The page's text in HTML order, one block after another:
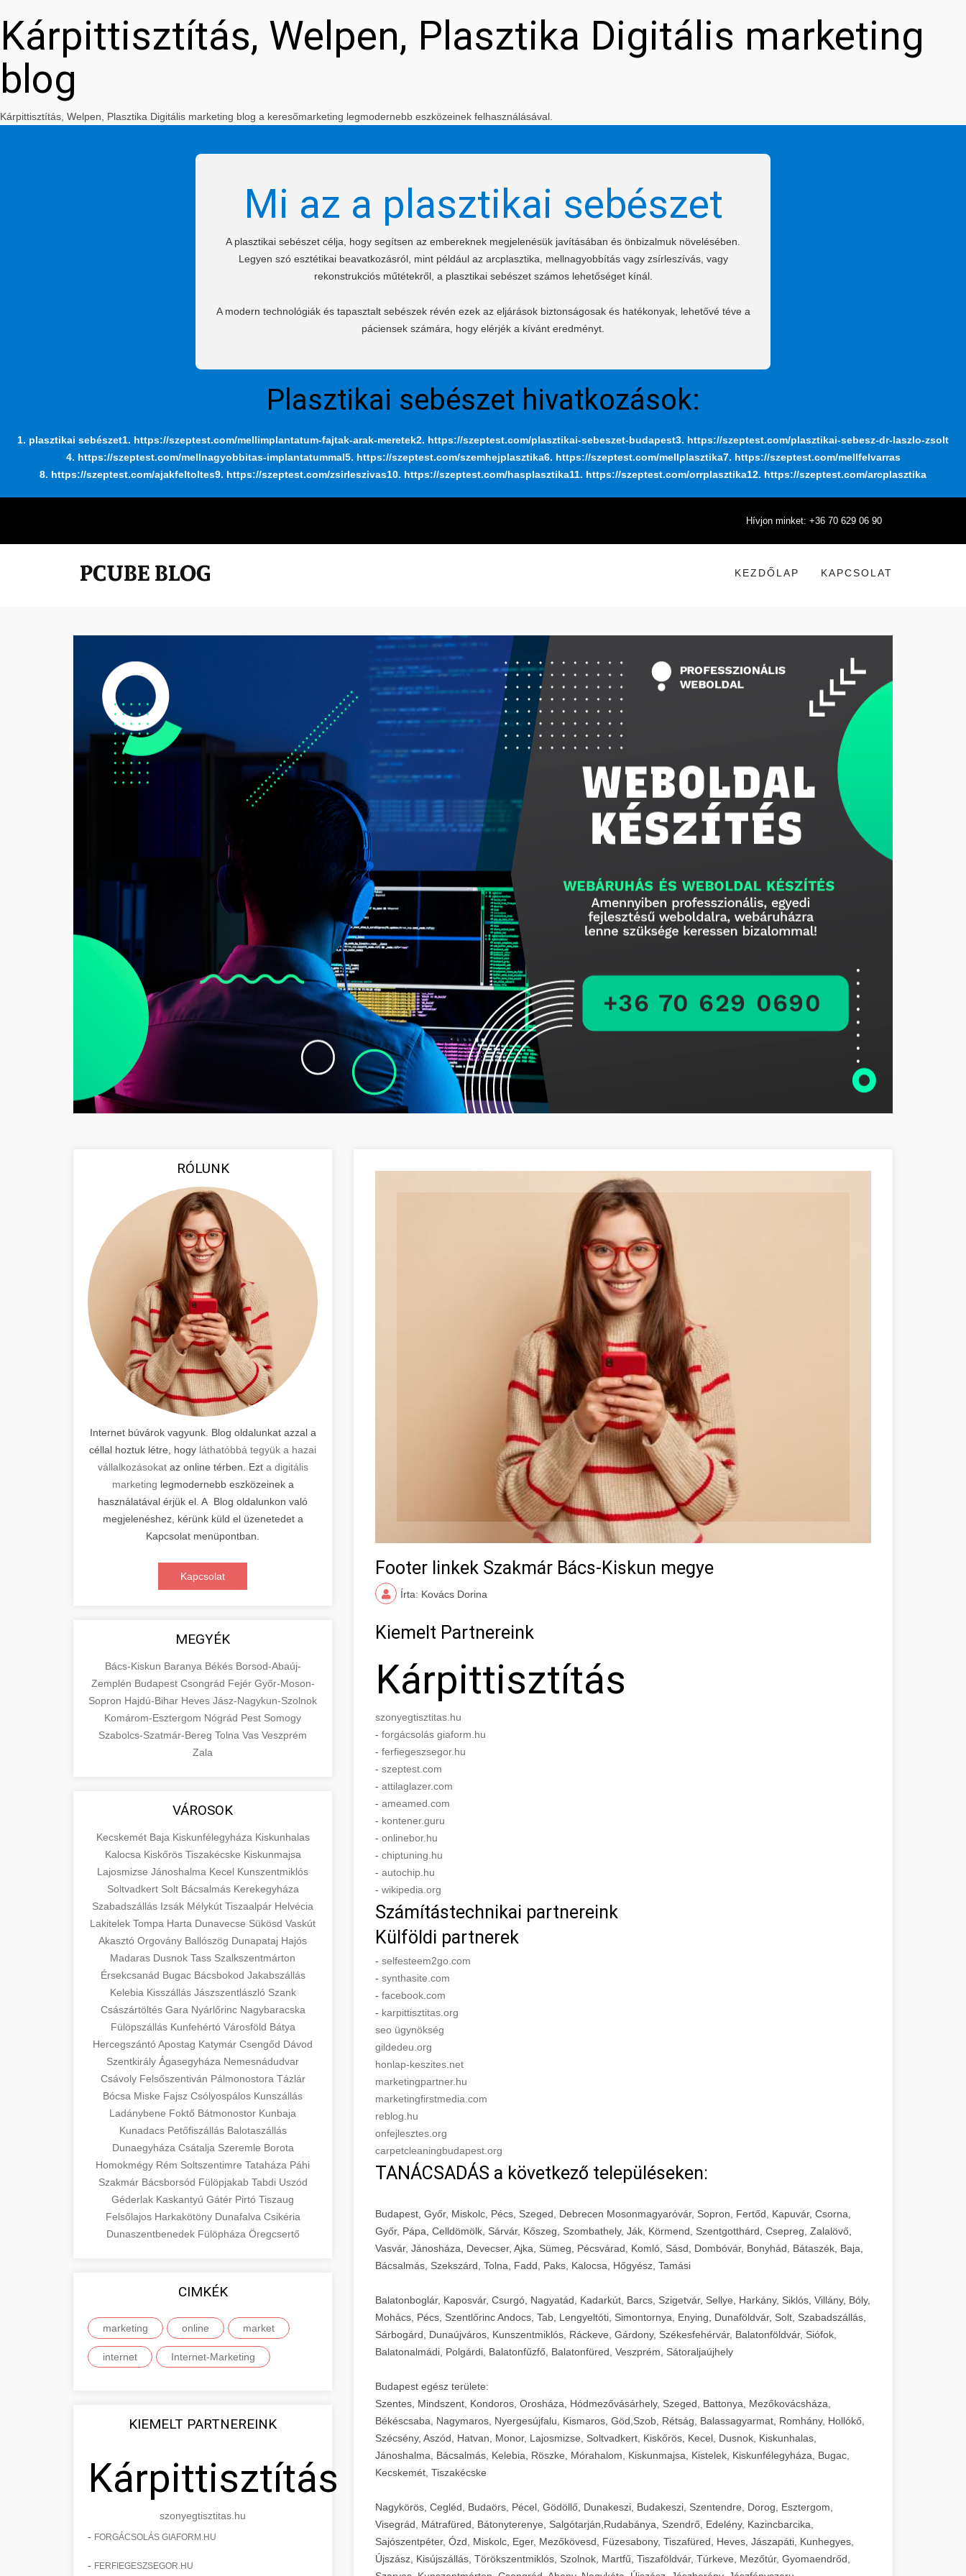
Kárpittisztítás, Welpen, Plasztika Digitális marketing
blog
Kárpittisztítás, Welpen, Plasztika Digitális marketing blog a keresőmarketing legmodernebb eszközeinek felhasználásával.
Mi az a plasztikai sebészet
A plasztikai sebészet célja, hogy segítsen az embereknek megjelenésük javításában és önbizalmuk növelésében.
Legyen szó esztétikai beavatkozásról, mint például az arcplasztika, mellnagyobbítás vagy zsírleszívás, vagy
rekonstrukciós műtétekről, a plasztikai sebészet számos lehetőséget kínál.
A modern technológiák és tapasztalt sebészek révén ezek az eljárások biztonságosak és hatékonyak, lehetővé téve a
páciensek számára, hogy elérjék a kívánt eredményt.
Plasztikai sebészet hivatkozások:
1. plasztikai sebészet1. https://szeptest.com/mellimplantatum-fajtak-arak-meretek2. https://szeptest.com/plasztikai-sebeszet-budapest3. https://szeptest.com/plasztikai-sebesz-dr-laszlo-zsolt
4. https://szeptest.com/mellnagyobbitas-implantatummal5. https://szeptest.com/szemhejplasztika6. https://szeptest.com/mellplasztika7. https://szeptest.com/mellfelvarras
8. https://szeptest.com/ajakfeltoltes9. https://szeptest.com/zsirleszivas10. https://szeptest.com/hasplasztika11. https://szeptest.com/orrplasztika12. https://szeptest.com/arcplasztika
Hívjon minket: +36 70 629 06 90
KEZDŐLAP KAPCSOLAT
RÓLUNK
Internet búvárok vagyunk. Blog oldalunkat azzal a
céllal hoztuk létre, hogy láthatóbbá tegyük a hazai
vállalkozásokataz online térben. Ezt a digitális
marketing legmodernebb eszközeinek a
használatával érjük el. A Blog oldalunkon való
megjelenéshez, kérünk küld el üzenetedet a
Kapcsolat menüpontban.
Kapcsolat
MEGYÉK
Bács-Kiskun Baranya Békés Borsod-Abaúj-
Zemplén Budapest Csongrád Fejér Győr-Moson-
Sopron Hajdú-Bihar Heves Jász-Nagykun-Szolnok
Komárom-Esztergom Nógrád Pest Somogy
Szabolcs-Szatmár-Bereg Tolna Vas Veszprém
Zala
VÁROSOK
Kecskemét Baja Kiskunfélegyháza Kiskunhalas
Kalocsa Kiskőrös Tiszakécske Kiskunmajsa
Lajosmizse Jánoshalma Kecel Kunszentmiklós
Soltvadkert Solt Bácsalmás Kerekegyháza
Szabadszállás Izsák Mélykút Tiszaalpár Helvécia
Lakitelek Tompa Harta Dunavecse Sükösd Vaskút
Akasztó Orgovány Ballószög Dunapataj Hajós
Madaras Dusnok Tass Szalkszentmárton
Érsekcsanád Bugac Bácsbokod Jakabszállás
Kelebia Kisszállás Jászszentlászló Szank
Császártöltés Gara Nyárlőrinc Nagybaracska
Fülöpszállás Kunfehértó Városföld Bátya
HercegszántóApostag Katymár Csengőd Dávod
Szentkirály Ágasegyháza Nemesnádudvar
Csávoly Felsőszentiván Pálmonostora Tázlár
Bócsa Miske Fajsz Csólyospálos Kunszállás
Ladánybene Foktő Bátmonostor Kunbaja
Kunadacs Petőfiszállás Balotaszállás
Dunaegyháza Csátalja Szeremle Borota
Homokmégy Rém Soltszentimre Tataháza Páhi
Szakmár Bácsborsód Fülöpjakab Tabdi Uszód
Géderlak Kaskantyú Gátér Pirtó Tiszaug
Felsőlajos Harkakötöny Dunafalva Csikéria
Dunaszentbenedek Fülöpháza Öregcsertő
CIMKÉK
marketing online market
internet Internet-Marketing
KIEMELT PARTNEREINK
Kárpittisztítás
szonyegtisztitas.hu
- FORGÁCSOLÁS GIAFORM.HU
- FERFIEGESZSEGOR.HU
Footer linkek Szakmár Bács-Kiskun megye
Írta: Kovács Dorina
Kiemelt Partnereink
Kárpittisztítás
szonyegtisztitas.hu
- forgácsolás giaform.hu
- ferfiegeszsegor.hu
- szeptest.com
- attilaglazer.com
- ameamed.com
- kontener.guru
- onlinebor.hu
- chiptuning.hu
- autochip.hu
- wikipedia.org
Számítástechnikai partnereink
Külföldi partnerek
- selfesteem2go.com
- synthasite.com
- facebook.com
- karpittisztitas.org
seo ügynökség
gildedeu.org
honlap-keszites.net
marketingpartner.hu
marketingfirstmedia.com
reblog.hu
onfejlesztes.org
carpetcleaningbudapest.org
TANÁCSADÁS a következő településeken:
Budapest, Győr, Miskolc, Pécs, Szeged, Debrecen Mosonmagyaróvár, Sopron, Fertőd, Kapuvár, Csorna,
Győr, Pápa, Celldömölk, Sárvár, Kőszeg, Szombathely, Ják, Körmend, Szentgotthárd, Csepreg, Zalalövő,
Vasvár, Jánosháza, Devecser, Ajka, Sümeg, Pécsvárad, Komló, Sásd, Dombóvár, Bonyhád, Bátaszék, Baja,
Bácsalmás, Szekszárd, Tolna, Fadd, Paks, Kalocsa, Hőgyész, Tamási
Balatonboglár, Kaposvár, Csurgó, Nagyatád, Kadarkút, Barcs, Szigetvár, Sellye, Harkány, Siklós, Villány, Bóly,
Mohács, Pécs, Szentlőrinc Andocs, Tab, Lengyeltóti, Simontornya, Enying, Dunaföldvár, Solt, Szabadszállás,
Sárbogárd, Dunaújváros, Kunszentmiklós, Ráckeve, Gárdony, Székesfehérvár, Balatonföldvár, Siófok,
Balatonalmádi, Polgárdi, Balatonfűzfő, Balatonfüred, Veszprém, Sátoraljaújhely
Budapest egész területe:
Szentes, Mindszent, Kondoros, Orosháza, Hódmezővásárhely, Szeged, Battonya, Mezőkovácsháza,
Békéscsaba, Nagymaros, Nyergesújfalu, Kismaros, Göd,Szob, Rétság, Balassagyarmat, Romhány, Hollókő,
Szécsény, Aszód, Hatvan, Monor, Lajosmizse, Soltvadkert, Kiskőrös, Kecel, Dusnok, Kiskunhalas,
Jánoshalma, Bácsalmás, Kelebia, Röszke, Mórahalom, Kiskunmajsa, Kistelek, Kiskunfélegyháza, Bugac,
Kecskemét, Tiszakécske
Nagykörös, Cegléd, Budaörs, Pécel, Gödöllő, Dunakeszi, Budakeszi, Szentendre, Dorog, Esztergom,
Visegrád, Mátrafüred, Bátonyterenye, Salgótarján,Rudabánya, Szendrő, Edelény, Kazincbarcika,
Sajószentpéter, Ózd, Miskolc, Eger, Mezőkövesd, Füzesabony, Tiszafüred, Heves, Jászapáti, Kunhegyes,
Újszász, Kisújszállás, Törökszentmiklós, Szolnok, Martfű, Tiszaföldvár, Túrkeve, Mezőtúr, Gyomaendrőd,